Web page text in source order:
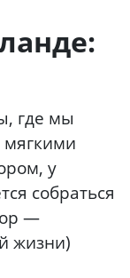
где мы
мягкими
у
собраться
—
жизни)